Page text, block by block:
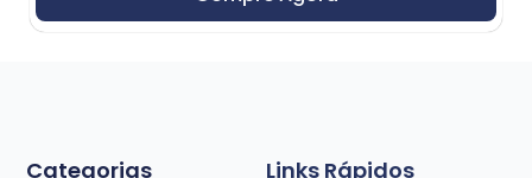
Links Rápidos
Categorias